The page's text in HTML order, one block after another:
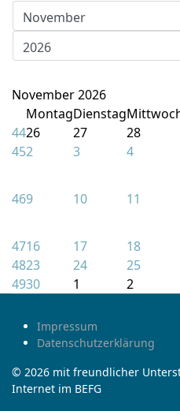
November 2026
MontagDienstag
4426 27 28
452 3 4
469 10 11
4716 17 18
4823 24 25
4930 1 2
Impressum
Datenschutzerklärung
© 2026 mit freundlicher
Internet im BEFG